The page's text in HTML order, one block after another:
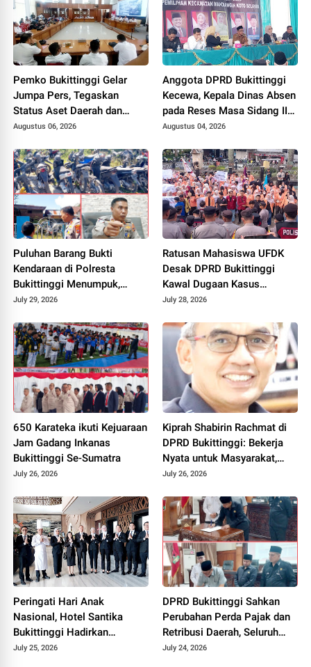
Pemko Bukittinggi Gelar
Jumpa Pers, Tegaskan
Status Aset Daerah dan
Klarifikasi Lahan di Kawasan
Augustus 06, 2026
Anggota DPRD Bukittinggi
Kecewa, Kepala Dinas Absen
pada Reses Masa Sidang III
periode 2025/ 2026.
Augustus 04, 2026
Puluhan Barang Bukti
Kendaraan di Polresta
Bukittinggi Menumpuk,
Ditumbuhi Semak dan
Segera Mengurus
Pengambilan
July 29, 2026
Ratusan Mahasiswa UFDK
Desak DPRD Bukittinggi
Kawal Dugaan Kasus
Kekerasan, Ancam Gelar
July 28, 2026
650 Karateka ikuti Kejuaraan
Jam Gadang Inkanas
Bukittinggi Se-Sumatra
July 26, 2026
Kiprah Shabirin Rachmat di
DPRD Bukittinggi: Bekerja
Nyata untuk Masyarakat,
Lebih Banyak Aksi daripada
July 26, 2026
Peringati Hari Anak
Nasional, Hotel Santika
Bukittinggi Hadirkan
Pengalaman Edukatif Lewat
July 25, 2026
DPRD Bukittinggi Sahkan
Perubahan Perda Pajak dan
Retribusi Daerah, Seluruh
Fraksi Sepakat
July 24, 2026